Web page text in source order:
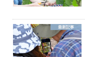
最新記事